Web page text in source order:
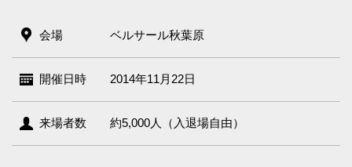
会場 ベルサール秋葉原
開催日時 2014年11月22日
来場者数 約5,000人（入退場自由）